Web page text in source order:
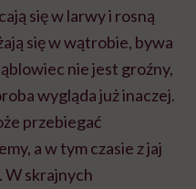
się w larwy i rosną
się w wątrobie, bywa
nie jest groźny,
wygląda już inaczej.
przebiegać
a w tym czasie z jaj
W skrajnych